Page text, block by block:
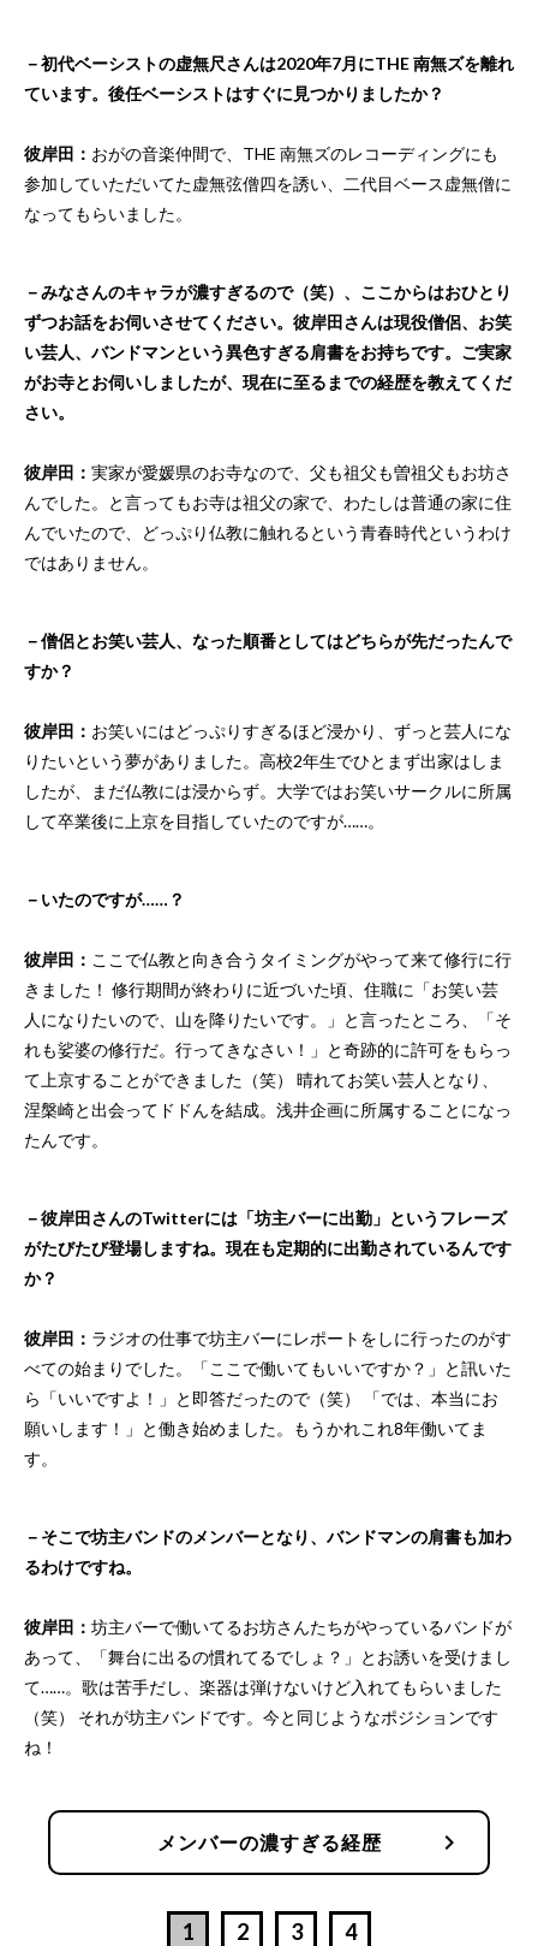
－初代ベーシストの虚無尺さんは2020年7月にTHE 南無ズを離れ
ています。後任ベーシストはすぐに見つかりましたか？
彼岸田： おがの音楽仲間で、THE 南無ズのレコーディングにも
参加していただいてた虚無弦僧四を誘い、二代目ベース虚無僧に
なってもらいました。
－みなさんのキャラが濃すぎるので（笑）、ここからはおひとり
ずつお話をお伺いさせてください。彼岸田さんは現役僧侶、お笑
い芸人、バンドマンという異色すぎる肩書をお持ちです。ご実家
がお寺とお伺いしましたが、現在に至るまでの経歴を教えてくだ
さい。
彼岸田： 実家が愛媛県のお寺なので、父も祖父も曽祖父もお坊さ
んでした。と言ってもお寺は祖父の家で、わたしは普通の家に住
んでいたので、どっぷり仏教に触れるという青春時代というわけ
ではありません。
－僧侶とお笑い芸人、なった順番としてはどちらが先だったんで
すか？
彼岸田： お笑いにはどっぷりすぎるほど浸かり、ずっと芸人にな
りたいという夢がありました。高校2年生でひとまず出家はしま
したが、まだ仏教には浸からず。大学ではお笑いサークルに所属
して卒業後に上京を目指していたのですが……。
－いたのですが……？
彼岸田： ここで仏教と向き合うタイミングがやって来て修行に行
きました！ 修行期間が終わりに近づいた頃、住職に「お笑い芸
人になりたいので、山を降りたいです。」と言ったところ、「そ
れも娑婆の修行だ。行ってきなさい！」と奇跡的に許可をもらっ
て上京することができました（笑） 晴れてお笑い芸人となり、
涅槃崎と出会ってドドんを結成。浅井企画に所属することになっ
たんです。
－彼岸田さんのTwitterには「坊主バーに出勤」というフレーズ
がたびたび登場しますね。現在も定期的に出勤されているんです
か？
彼岸田： ラジオの仕事で坊主バーにレポートをしに行ったのがす
べての始まりでした。「ここで働いてもいいですか？」と訊いた
ら「いいですよ！」と即答だったので（笑） 「では、本当にお
願いします！」と働き始めました。もうかれこれ8年働いてま
す。
－そこで坊主バンドのメンバーとなり、バンドマンの肩書も加わ
るわけですね。
彼岸田： 坊主バーで働いてるお坊さんたちがやっているバンドが
あって、「舞台に出るの慣れてるでしょ？」とお誘いを受けまし
て……。歌は苦手だし、楽器は弾けないけど入れてもらいました
（笑） それが坊主バンドです。今と同じようなポジションです
ね！
メンバーの濃すぎる経歴 chevron_right
1 2 3 4